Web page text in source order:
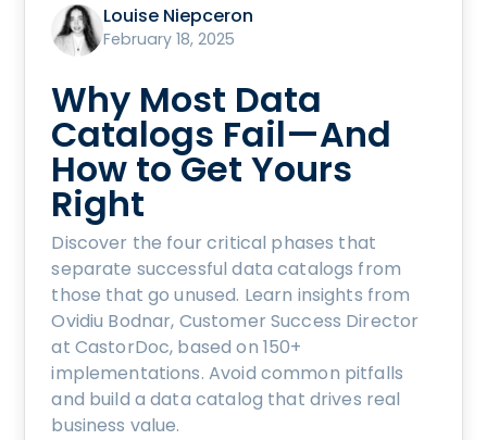
Louise Niepceron
February 18, 2025
Why Most Data
Catalogs Fail—And
How to Get Yours
Right
Discover the four critical phases that
separate successful data catalogs from
those that go unused. Learn insights from
Ovidiu Bodnar, Customer Success Director
at CastorDoc, based on 150+
implementations. Avoid common pitfalls
and build a data catalog that drives real
business value.